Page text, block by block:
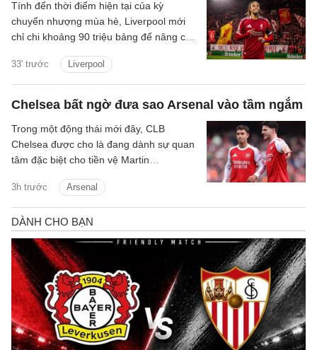
33' trước Liverpool
Tính đến thời điểm hiện tại của kỳ
chuyển nhượng mùa hè, Liverpool mới
chỉ chi khoảng 90 triệu bảng để nâng cấp
Jeremy Jacquet và cầu thủ chạy cánh
Victor Munoz.
Chelsea bất ngờ đưa sao Arsenal vào tầm ngắm
3h trước Arsenal
Trong một động thái mới đây, CLB
Chelsea được cho là đang dành sự quan
tâm đặc biệt cho tiền vệ Martin